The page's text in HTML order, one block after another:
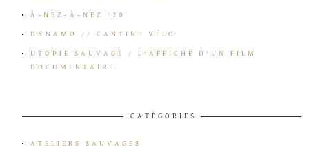
À-NEZ-À-NEZ ’20
DYNAMO // CANTINE VÉLO
UTOPIE SAUVAGE / L’AFFICHE D’UN FILM
DOCUMENTAIRE
CATÉGORIES
ATELIERS SAUVAGES